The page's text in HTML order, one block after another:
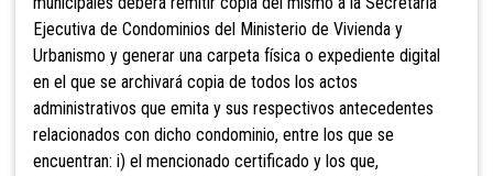
Ejecutiva de Condominios del Ministerio de Vivienda y
Urbanismo y generar una carpeta física o expediente digital
en el que se archivará copia de todos los actos
administrativos que emita y sus respectivos antecedentes
relacionados con dicho condominio, entre los que se
encuentran: i) el mencionado certificado y los que,